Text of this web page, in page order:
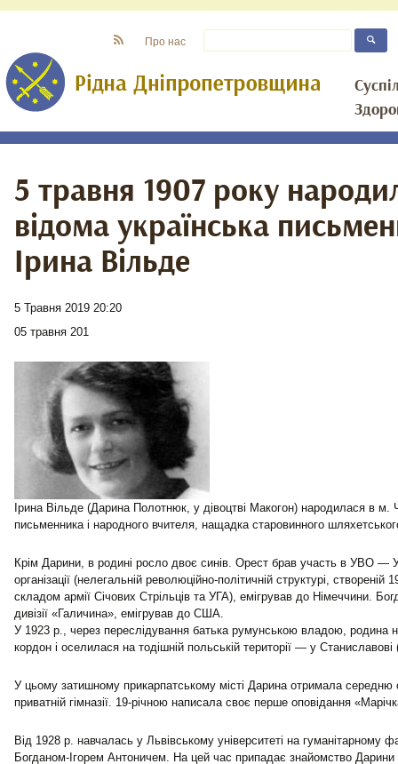
Про нас
5 травня 1907 року
відома українська
Ірина Вільде
5 Травня 2019 20:20
05 травня 201
Ірина Вільде (Дарина Полотнюк, у дівоцтві Макогон) народилася в м.
письменника і народного вчителя, нащадка старовинного
Крім Дарини, в родині росло двоє синів. Орест брав участь в УВО —
організації (нелегальній революційно-політичній структурі,
складом армії Січових Стрільців та УГА), емігрував до Німеччини.
дивізії «Галичина», емігрував до США.
У 1923 р., через переслідування батька румунською владою, родина
кордон і оселилася на тодішній польській території — у Станиславові
У цьому затишному прикарпатському місті Дарина отримала середню
приватній гімназії. 19-річною написала своє перше оповідання
Від 1928 р. навчалась у Львівському університеті на гуманітарному
Богданом-Ігорем Антоничем. На цей час припадає знайомство Дарини